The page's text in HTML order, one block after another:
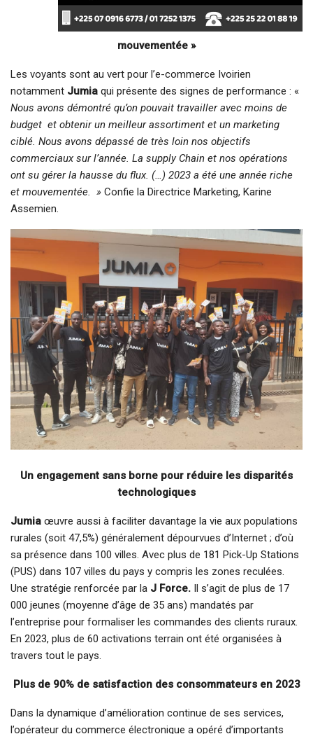
mouvementée »
Les voyants sont au vert pour l’e-commerce Ivoirien
notamment Jumia qui présente des signes de performance : «
Nous avons démontré qu’on pouvait travailler avec moins de
budget et obtenir un meilleur assortiment et un marketing
ciblé. Nous avons dépassé de très loin nos objectifs
commerciaux sur l’année. La supply Chain et nos opérations
ont su gérer la hausse du flux. (…) 2023 a été une année riche
et mouvementée. » Confie la Directrice Marketing, Karine
Assemien.
Un engagement sans borne pour réduire les disparités
technologiques
Jumia œuvre aussi à faciliter davantage la vie aux populations
rurales (soit 47,5%) généralement dépourvues d’Internet ; d’où
sa présence dans 100 villes. Avec plus de 181 Pick-Up Stations
(PUS) dans 107 villes du pays y compris les zones reculées.
Une stratégie renforcée par la J Force. Il s’agit de plus de 17
000 jeunes (moyenne d’âge de 35 ans) mandatés par
l’entreprise pour formaliser les commandes des clients ruraux.
En 2023, plus de 60 activations terrain ont été organisées à
travers tout le pays.
Plus de 90% de satisfaction des consommateurs en 2023
Dans la dynamique d’amélioration continue de ses services,
l’opérateur du commerce électronique a opéré d’importants